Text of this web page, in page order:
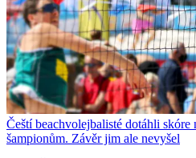
Čeští beachvolejbalisté dotáhli
šampionům. Závěr jim ale nevyšel